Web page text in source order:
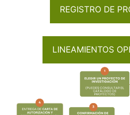
REGISTRO DE
LINEAMIENTOS